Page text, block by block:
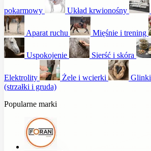
pokarmowy Układ krwionośny
Aparat ruchu Mięśnie i trening
Uspokojenie Sierść i skóra
Elektrolity Żele i wcierki Glinki
(strzałki i gruda)
Popularne marki